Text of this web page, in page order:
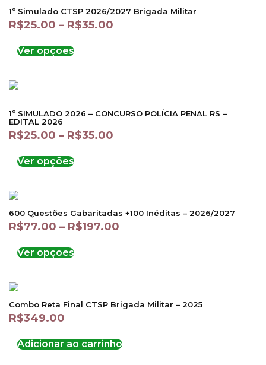
1º Simulado CTSP 2026/2027 Brigada Militar
R$25.00 – R$35.00
Ver opções
1º SIMULADO 2026 – CONCURSO POLÍCIA PENAL RS –
EDITAL 2026
R$25.00 – R$35.00
Ver opções
600 Questões Gabaritadas +100 Inéditas – 2026/2027
R$77.00 – R$197.00
Ver opções
Combo Reta Final CTSP Brigada Militar – 2025
R$349.00
Adicionar ao carrinho